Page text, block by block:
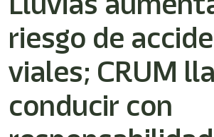
riesgo de
viales; CRUM
conducir con